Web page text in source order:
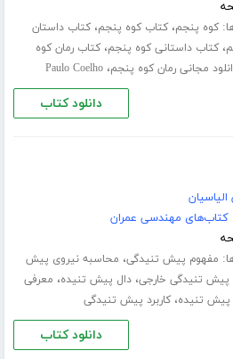
کوه پنجم،کتاب کوه پنجم،کتاب داستان
،کتاب داستانی کوه پنجم،کتاب رمان کوه
مجانی رمان کوه پنجم،Paulo Coelho
دانلود کتاب
الیاسیان
کتاب‌های مهندسی عمران
مفهوم پیش تنیدگی، محاسبه نیروی پیش
پیش تنیدگی خارجی،دال پیش تنیده، معرفی
تنیده،کاربرد پیش تنیدگی
دانلود کتاب